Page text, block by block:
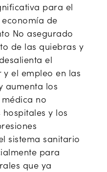
para el
de
No asegurado
de las quiebras y
el
el empleo en las
aumenta los
no
y los
sistema sanitario
para
que ya